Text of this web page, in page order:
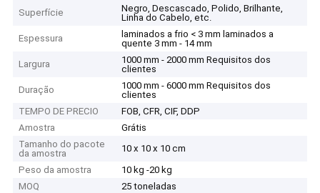
Superfície
Negro, Descascado, Polido, Brilhante,
Linha do Cabelo, etc.
Espessura
laminados a frio < 3 mm laminados a
quente 3 mm - 14 mm
Largura
1000 mm - 2000 mm Requisitos dos
clientes
Duração
1000 mm - 6000 mm Requisitos dos
clientes
TEMPO DE PRECIO
FOB, CFR, CIF, DDP
Amostra
Grátis
Tamanho do pacote
da amostra
10 x 10 x 10 cm
Peso da amostra
10 kg -20 kg
MOQ
25 toneladas